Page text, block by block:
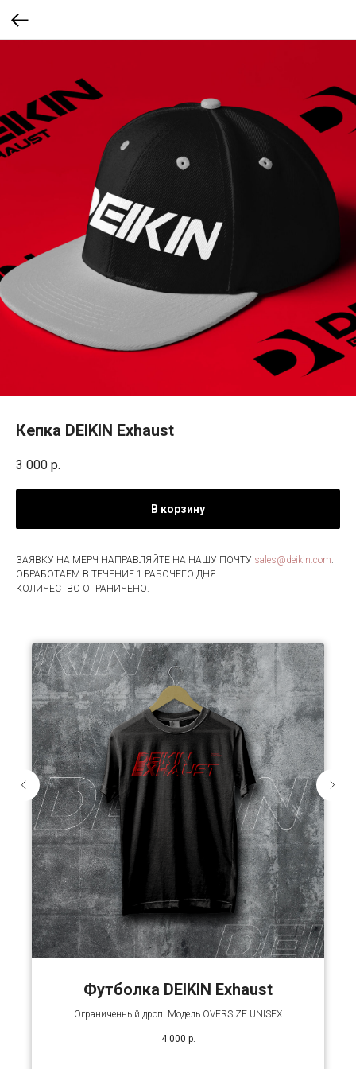
Кепка DEIKIN Exhaust
3 000 р.
В корзину
ЗАЯВКУ НА МЕРЧ НАПРАВЛЯЙТЕ НА НАШУ ПОЧТУ sales@deikin.com.
ОБРАБОТАЕМ В ТЕЧЕНИЕ 1 РАБОЧЕГО ДНЯ.
КОЛИЧЕСТВО ОГРАНИЧЕНО.
Футболка DEIKIN Exhaust
Ограниченный дроп. Модель OVERSIZE UNISEX
4 000 р.